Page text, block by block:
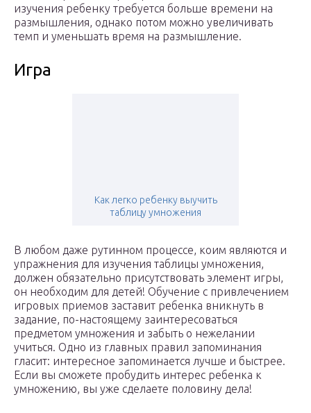
изучения ребенку требуется больше времени на
размышления, однако потом можно увеличивать
темп и уменьшать время на размышление.
Игра
Как легко ребенку выучить
таблицу умножения
В любом даже рутинном процессе, коим являются и
упражнения для изучения таблицы умножения,
должен обязательно присутствовать элемент игры,
он необходим для детей! Обучение с привлечением
игровых приемов заставит ребенка вникнуть в
задание, по-настоящему заинтересоваться
предметом умножения и забыть о нежелании
учиться. Одно из главных правил запоминания
гласит: интересное запоминается лучше и быстрее.
Если вы сможете пробудить интерес ребенка к
умножению, вы уже сделаете половину дела!